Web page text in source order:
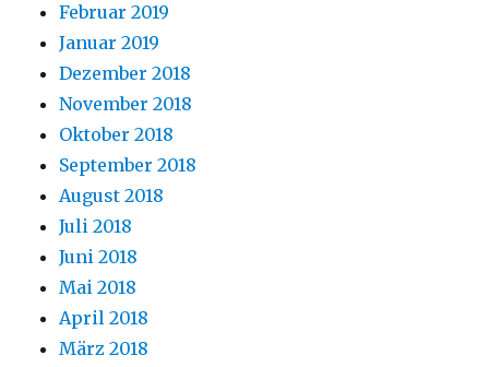
Februar 2019
Januar 2019
Dezember 2018
November 2018
Oktober 2018
September 2018
August 2018
Juli 2018
Juni 2018
Mai 2018
April 2018
März 2018